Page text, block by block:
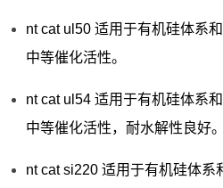
nt cat ul50 适用于有机硅体系
中等催化活性。
nt cat ul54 适用于有机硅体系
中等催化活性，耐水解性良好。
nt cat si220 适用于有机硅体系